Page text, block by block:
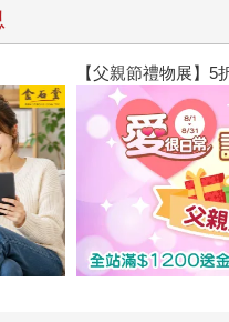
禮物展】5折起，滿888送88點